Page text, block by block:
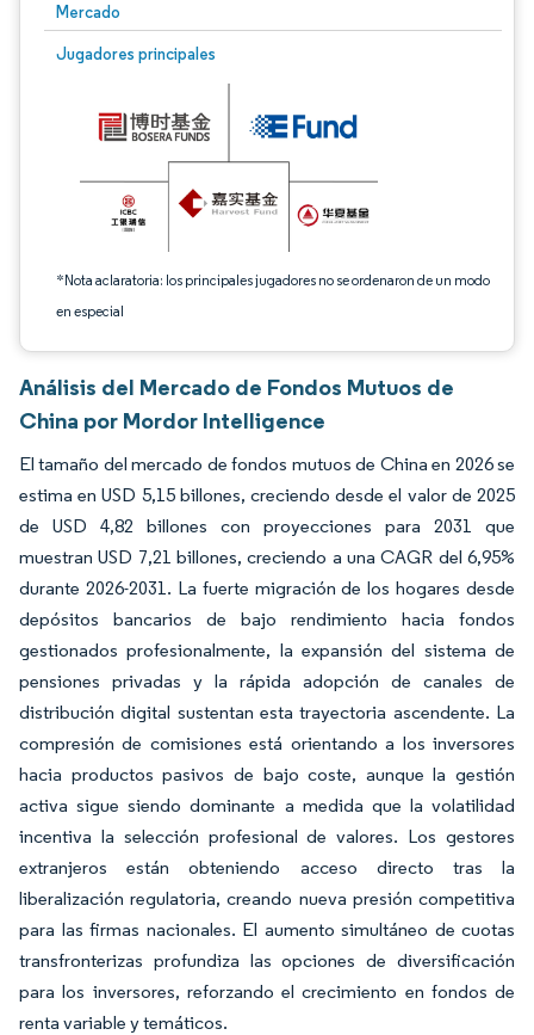
Mercado
Jugadores principales
*Nota aclaratoria: los principales jugadores no se ordenaron de un modo
en especial
Imagen © Mordor Intelligence. El uso requiere atribución según CC BY 4.0.
Análisis del Mercado de Fondos Mutuos de
China por Mordor Intelligence
El tamaño del mercado de fondos mutuos de China en 2026 se
estima en USD 5,15 billones, creciendo desde el valor de 2025
de USD 4,82 billones con proyecciones para 2031 que
muestran USD 7,21 billones, creciendo a una CAGR del 6,95%
durante 2026-2031. La fuerte migración de los hogares desde
depósitos bancarios de bajo rendimiento hacia fondos
gestionados profesionalmente, la expansión del sistema de
pensiones privadas y la rápida adopción de canales de
distribución digital sustentan esta trayectoria ascendente. La
compresión de comisiones está orientando a los inversores
hacia productos pasivos de bajo coste, aunque la gestión
activa sigue siendo dominante a medida que la volatilidad
incentiva la selección profesional de valores. Los gestores
extranjeros están obteniendo acceso directo tras la
liberalización regulatoria, creando nueva presión competitiva
para las firmas nacionales. El aumento simultáneo de cuotas
transfronterizas profundiza las opciones de diversificación
para los inversores, reforzando el crecimiento en fondos de
renta variable y temáticos.